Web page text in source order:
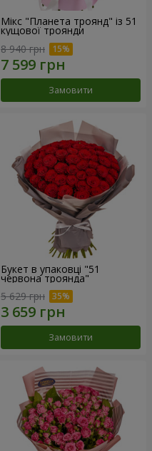
Мікс "Планета троянд" із 51
кущової троянди
8 940 грн
Замовити
Букет в упаковці "51
червона троянда"
5 629 грн
Замовити